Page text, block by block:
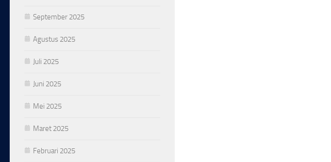
September 2025
Agustus 2025
Juli 2025
Juni 2025
Mei 2025
Maret 2025
Februari 2025